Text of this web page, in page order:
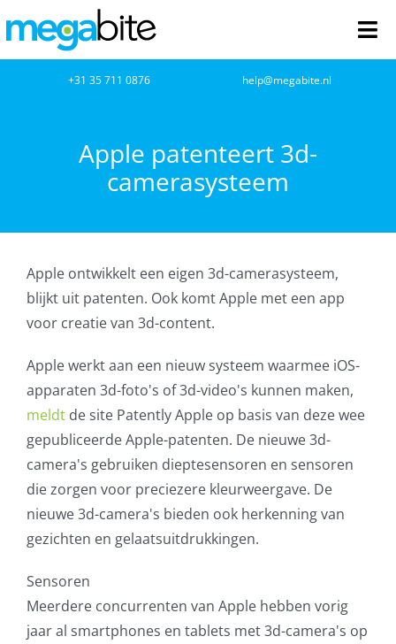
naar
inhoud
Netwerkbeheer
Cloud Computing
VOIP
Microsoft NCE
AVG
Office365
Glasvezelverbindingen
SLA overeenkomsten
+31 35 711 0876 help@megabite.nl
Apple patenteert 3d-
camerasysteem
Apple ontwikkelt een eigen 3d-camerasysteem,
blijkt uit patenten. Ook komt Apple met een app
voor creatie van 3d-content.
Apple werkt aan een nieuw systeem waarmee iOS-
apparaten 3d-foto's of 3d-video's kunnen maken,
meldtde site Patently Apple op basis van deze wee
gepubliceerde Apple-patenten. De nieuwe 3d-
camera's gebruiken dieptesensoren en sensoren
die zorgen voor preciezere kleurweergave. De
nieuwe 3d-camera's bieden ook herkenning van
gezichten en gelaatsuitdrukkingen.
Sensoren
Meerdere concurrenten van Apple hebben vorig
jaar al smartphones en tablets met 3d-camera's op